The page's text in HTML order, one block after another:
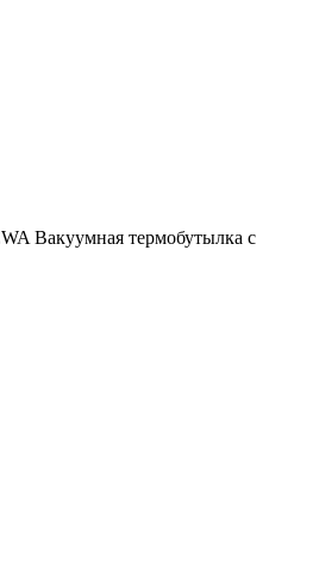
Вакуумная термобутылка с